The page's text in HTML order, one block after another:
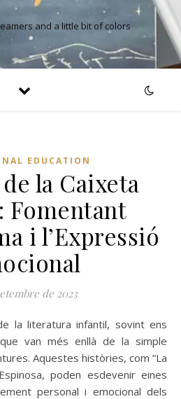
and a little bit of colors
EDUCATION
la Caixeta
Fomentant
i l’Expressió
de 2023
van més enllà de la simple
Aquestes històries, com “La
poden esdevenir eines
personal i emocional dels